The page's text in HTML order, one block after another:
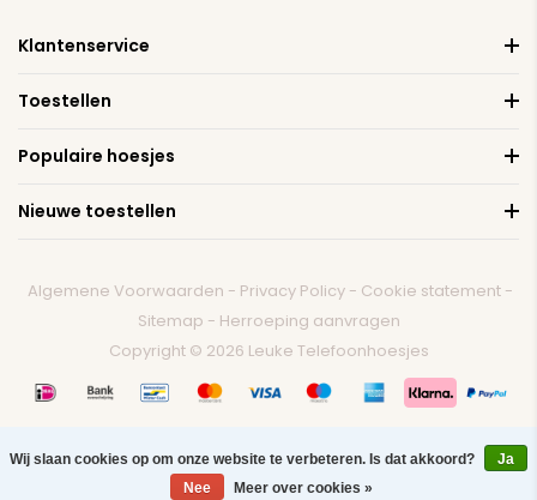
Klantenservice
Toestellen
Populaire hoesjes
Nieuwe toestellen
Algemene Voorwaarden - Privacy Policy - Cookie statement -
Sitemap - Herroeping aanvragen
Copyright © 2026 Leuke Telefoonhoesjes
Wij slaan cookies op om onze website te verbeteren. Is dat akkoord?
Ja
Nee
Meer over cookies »